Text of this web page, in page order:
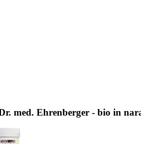
med. Ehrenberger - bio in